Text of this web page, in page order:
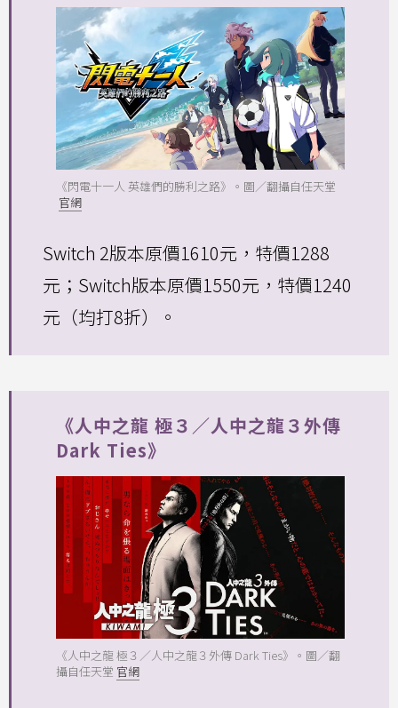
《閃電十一人 英雄們的勝利之路》。圖／翻攝自任天堂
官網
Switch 2版本原價1610元，特價1288
元；Switch版本原價1550元，特價1240
元（均打8折）。
《人中之龍 極３／人中之龍３外傳
Dark Ties》
《人中之龍 極３／人中之龍３外傳 Dark Ties》。圖／翻
攝自任天堂 官網